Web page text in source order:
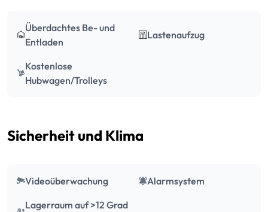
Überdachtes Be- und
Entladen
Lastenaufzug
Kostenlose
Hubwagen/Trolleys
Sicherheit und Klima
Videoüberwachung
Alarmsystem
Lagerraum auf >12 Grad